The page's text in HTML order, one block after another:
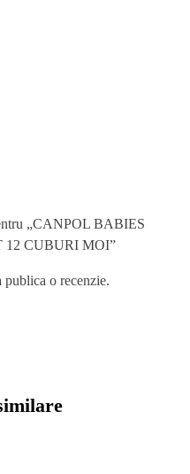
„CANPOL BABIES
12 CUBURI MOI”
o recenzie.